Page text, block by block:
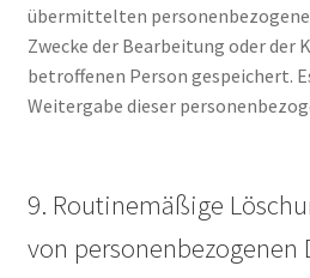
übermittelten
Zwecke der Bearbeitung oder der
betroffenen Person gespeichert.
Weitergabe dieser
9. Routinemäßige
von personenbezogenen